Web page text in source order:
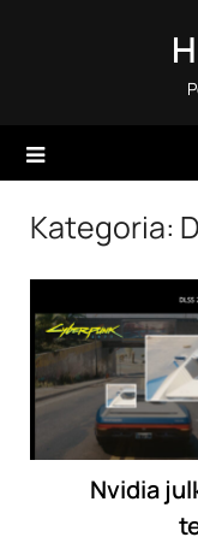
Kategoria:
Nvidia